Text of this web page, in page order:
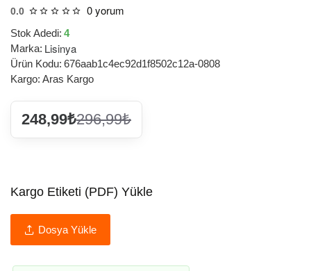
0.0 0 yorum
Stok Adedi: 4
Marka: Lisinya
Ürün Kodu: 676aab1c4ec92d1f8502c12a-0808
Kargo: Aras Kargo
248,99₺296,99₺
Kargo Etiketi (PDF) Yükle
Dosya Yükle